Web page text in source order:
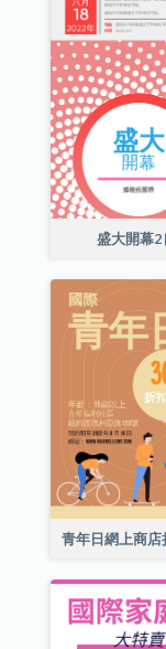
盛大開幕2